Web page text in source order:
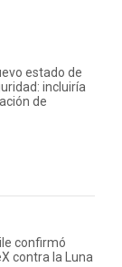
estado de
incluiría
de
confirmó
contra la Luna